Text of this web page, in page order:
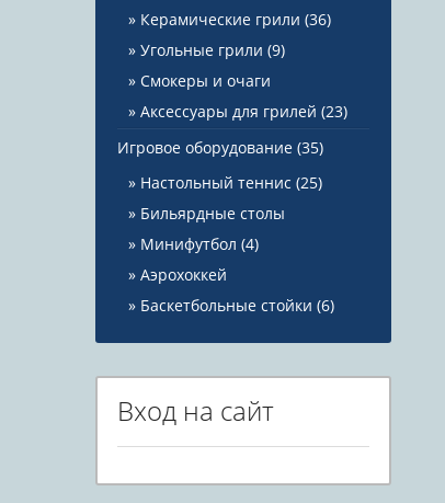
Керамические грили (36)
Угольные грили (9)
Смокеры и очаги
Аксессуары для грилей (23)
Игровое оборудование (35)
Настольный теннис (25)
Бильярдные столы
Минифутбол (4)
Аэрохоккей
Баскетбольные стойки (6)
Вход на сайт